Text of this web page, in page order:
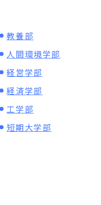
教養部
人間環境学部
経営学部
経済学部
工学部
短期大学部